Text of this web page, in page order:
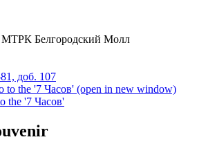
МТРК Белгородский Молл
доб. 107
to the '7 Часов' (open in new window)
the '7 Часов'